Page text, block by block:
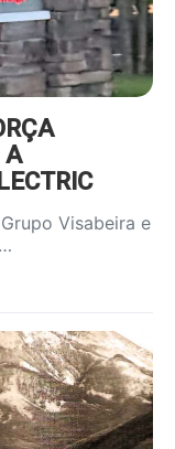
A
Visabeira e